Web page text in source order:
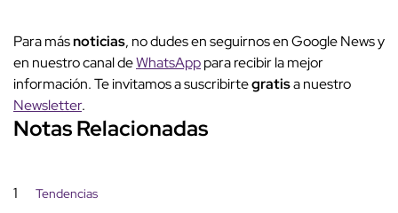
Para másnoticias, no dudes en seguirnos en Google News y
en nuestro canal deWhatsApppara recibir la mejor
información. Te invitamos a suscribirtegratisa nuestro
Newsletter.
Notas Relacionadas
1 Tendencias